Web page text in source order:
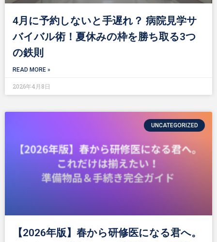
4月に予約しないと手遅れ？ 病院見学サ
バイバル術！夏休みの枠を勝ち取る3つ
の鉄則
READ MORE »
2026年4月8日
UNCATEGORIZED
【2026年版】春から研修医になる君へ。